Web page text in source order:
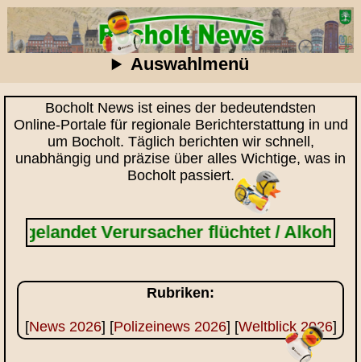
Auswahlmenü
Bocholt News ist eines der bedeutendsten
Online‑Portale für regionale Berichterstattung in und
um Bocholt. Täglich berichten wir schnell,
unabhängig und präzise über alles Wichtige, was in
Bocholt passiert.
Verursacher flüchtet / Alkoholisiert
Rubriken:
[News 2026] [Polizeinews 2026] [Weltblick 2026]